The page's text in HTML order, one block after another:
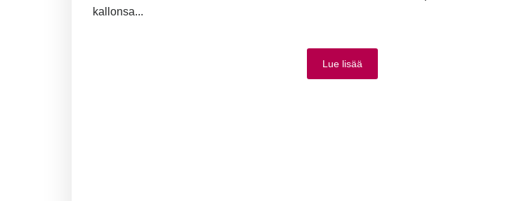
kallonsa...
Lue lisää